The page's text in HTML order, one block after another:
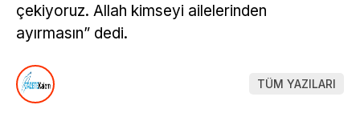
çekiyoruz. Allah kimseyi ailelerinden
ayırmasın” dedi.
TÜM YAZILARI